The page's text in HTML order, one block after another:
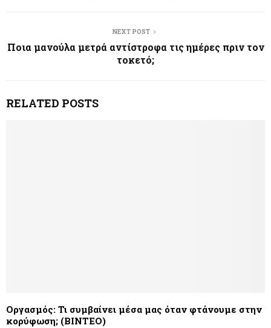
NEXT POST
Ποια μανούλα μετρά αντίστροφα τις ημέρες πριν τον
τοκετό;
RELATED POSTS
Οργασμός: Τι συμβαίνει μέσα μας όταν φτάνουμε στην
κορύφωση; (ΒΙΝΤΕΟ)